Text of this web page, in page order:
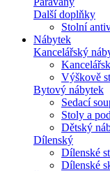
Další doplňky
Stolní
Nábytek
Kancelářský
Výškově
Bytový nábytek
Sedací
Stoly a
Dětský
Dílenský
Dílenské
Dílenské